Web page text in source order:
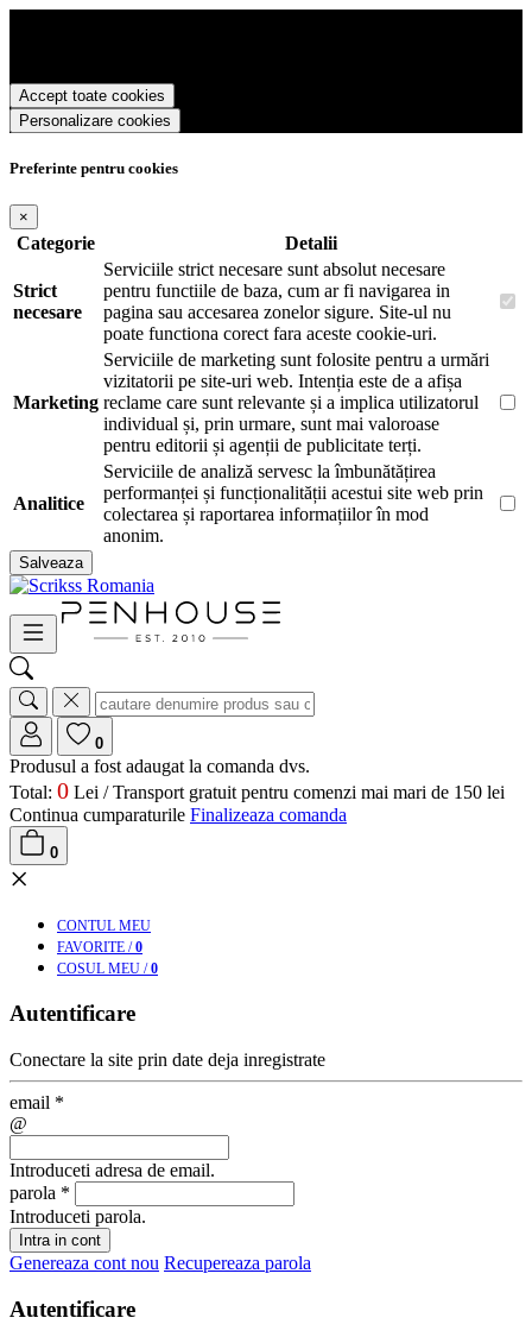
pentru a va oferi si livra functii avansate si continut personalizat de
marketing.
Pentru a va putea bucura de intreaga experienta ca vizitator Scrikss
uri.
Accept toate cookies
Personalizare cookies
Preferinte pentru cookies
×
Categorie Detalii
Strict
necesare
Serviciile strict necesare sunt absolut necesare
pentru functiile de baza, cum ar fi navigarea in
pagina sau accesarea zonelor sigure. Site-ul nu
poate functiona corect fara aceste cookie-uri.
Marketing
Serviciile de marketing sunt folosite pentru a urmări
vizitatorii pe site-uri web. Intenția este de a afișa
reclame care sunt relevante și a implica utilizatorul
individual și, prin urmare, sunt mai valoroase
pentru editorii și agenții de publicitate terți.
Analitice
Serviciile de analiză servesc la îmbunătățirea
performanței și funcționalității acestui site web prin
colectarea și raportarea informațiilor în mod
anonim.
Salveaza
0
Produsul a fost adaugat la comanda dvs.
Total: 0 Lei /Transport gratuit pentru comenzi mai mari de 150 lei
Continua cumparaturile Finalizeaza comanda
0
×
CONTUL MEU
FAVORITE / 0
COSUL MEU / 0
Autentificare
Conectare la site prin date deja inregistrate
email *
@
Introduceti adresa de email.
parola *
Introduceti parola.
Intra in cont
Genereaza cont nou Recupereaza parola
Autentificare